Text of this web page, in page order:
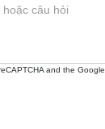
and the Google